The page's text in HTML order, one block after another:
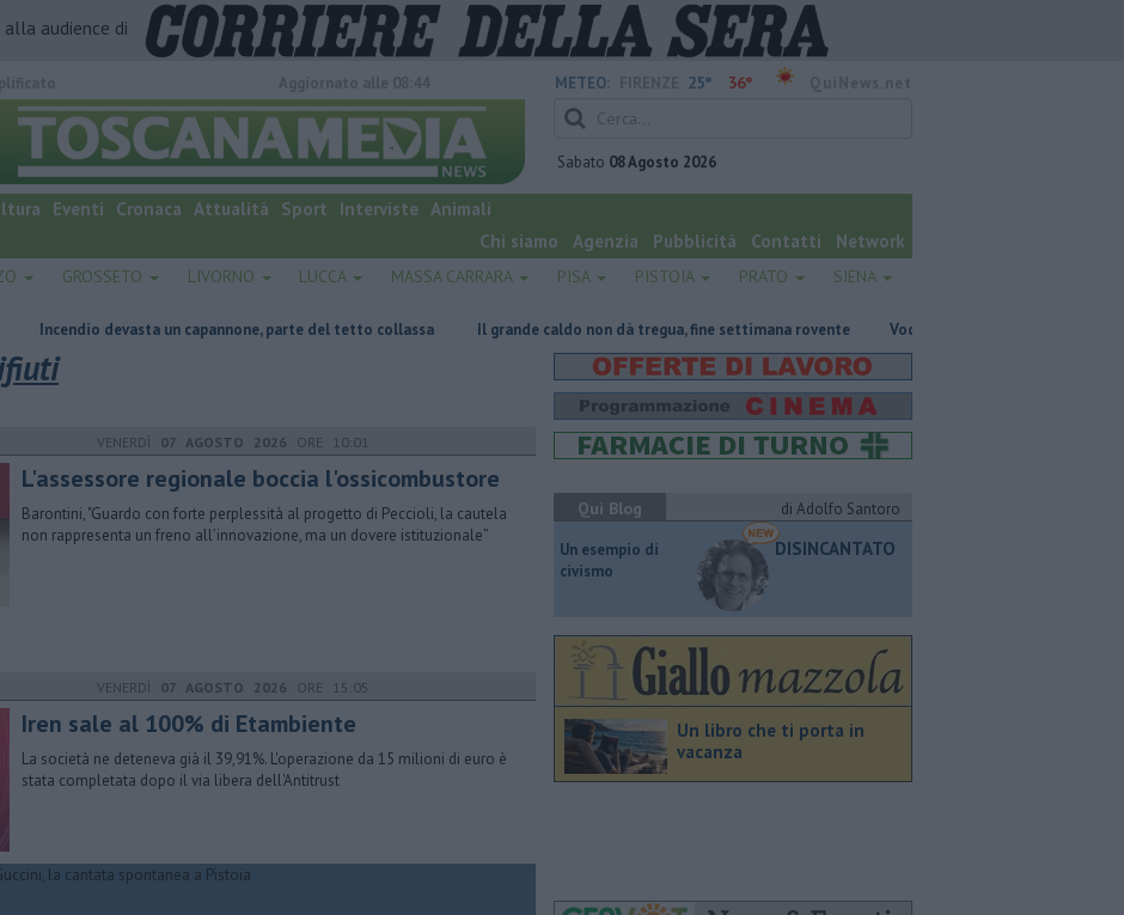
audience di
METEO: 25° 36°
Sabato 08 Agosto 2026
Eventi Cronaca Attualità Sport Interviste Animali
Chi siamo
Agenzia Pubblicità Contatti Network
GROSSETO LIVORNO LUCCA MASSA CARRARA PISA PISTOIA PRATO SIENA
un capannone, parte del tetto collassa Il grande caldo non dà tregua, fine settimana rovente Voci e chitarre, così Pistoia saluta Guccini
VENERDÌ 07 AGOSTO 2026 ORE 10:01
L'assessore regionale boccia l'ossicombustore
Barontini, "Guardo con forte perplessità al progetto di Peccioli, la cautela
non rappresenta un freno all’innovazione, ma un dovere istituzionale”
VENERDÌ 07 AGOSTO 2026 ORE 15:05
Iren sale al 100% di Etambiente
La società ne deteneva già il 39,91%. L'operazione da 15 milioni di euro è
stata completata dopo il via libera dell'Antitrust
Qui Blog
di Adolfo Santoro
​Un esempio di
civismo
DISINCANTATO
Un libro che ti porta in
vacanza